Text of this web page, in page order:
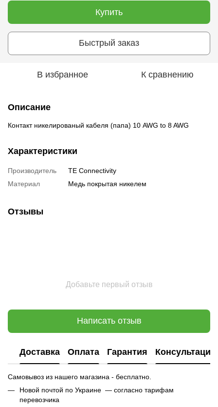
Купить
Быстрый заказ
В избранное К сравнению
Описание
Контакт никелированый кабеля (папа) 10 AWG to 8 AWG
Характеристики
Производитель
TE Connectivity
Материал
Медь покрытая никелем
Отзывы
Добавьте первый отзыв
Написать отзыв
Доставка Оплата Гарантия Консультация
Самовывоз из нашего магазина - бесплатно.
Новой почтой по Украине — согласно тарифам
перевозчика